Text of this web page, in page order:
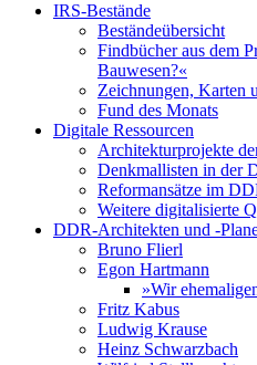
IRS-Bestände
Beständeübersicht
Findbücher aus dem
Bauwesen?«
Zeichnungen, Karten
Fund des Monats
Digitale Ressourcen
Architekturprojekte
Denkmallisten in der
Reformansätze im
Weitere digitalisierte
DDR-Architekten und -
Bruno Flierl
Egon Hartmann
»Wir
Fritz Kabus
Ludwig Krause
Heinz Schwarzbach